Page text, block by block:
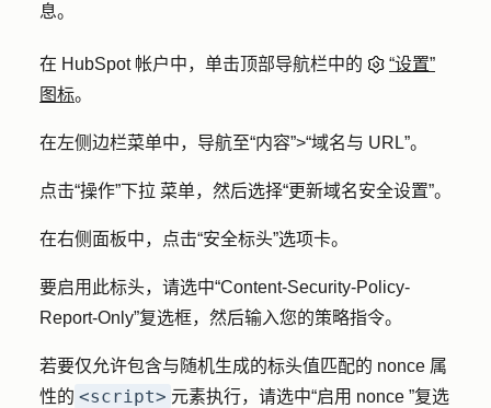
息。
在 HubSpot 帐户中，单击顶部导航栏中的
“设置”
图标。
在左侧边栏菜单中，导航至“内容”>“域名与 URL”。
点击“操作”下拉 菜单，然后选择“更新域名安全设置”。
在右侧面板中，点击“安全标头”选项卡。
要启用此标头，请选中“Content-Security-Policy-
Report-Only”复选框，然后输入您的策略指令。
若要仅允许包含与随机生成的标头值匹配的 nonce 属
性的 <script> 元素执行，请选中“启用 nonce ”复选